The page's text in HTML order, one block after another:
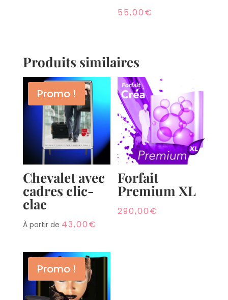
55,00€
Produits similaires
Promo !
0 Shares
Chevalet avec
cadres clic-
clac
À partir de 43,00€
0 Shares
Forfait
Premium XL
290,00€
Promo !
0 Shares